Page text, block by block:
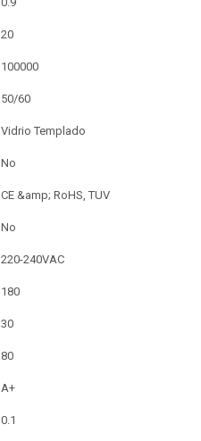
20
100000
50/60
Vidrio Templado
No
CE &amp; RoHS, TUV
No
220-240VAC
180
30
80
A+
0.1